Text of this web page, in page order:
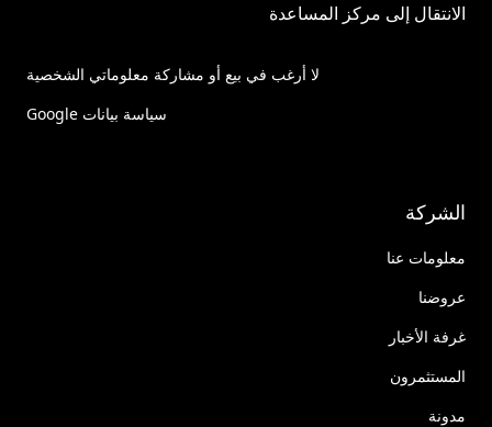
الانتقال إلى مركز المساعدة
لا أرغب في بيع أو مشاركة معلوماتي الشخصية
سياسة بيانات Google
الشركة
معلومات عنا
عروضنا
غرفة الأخبار
المستثمرون
مدونة